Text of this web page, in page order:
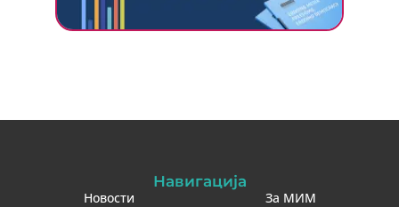
Навигација
Новости
За МИМ